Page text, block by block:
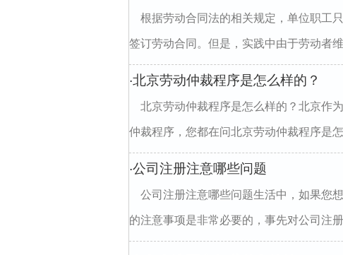
根据劳动合同法的相关规定，单位职工
签订劳动合同。但是，实践中由于劳动者
·北京劳动仲裁程序是怎么样的？
北京劳动仲裁程序是怎么样的？北京作
仲裁程序，您都在问北京劳动仲裁程序是
·公司注册注意哪些问题
公司注册注意哪些问题生活中，如果您
的注意事项是非常必要的，事先对公司注